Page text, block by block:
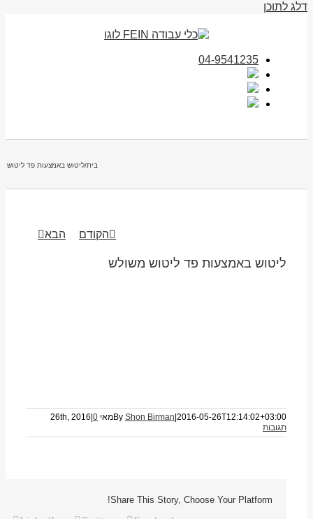
דלג לתוכן
04-9541235
בית/ליטוש באמצעות פד ליטוש
הקודם הבא
ליטוש באמצעות פד ליטוש משולש
By Shon Birman 2016-05-26T12:14:02+03:00 מאי 26th, 2016 0
תגובות
Share This Story, Choose Your Platform!